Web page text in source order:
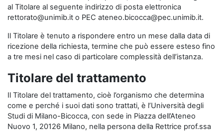
al Titolare al seguente indirizzo di posta elettronica
rettorato@unimib.it o PEC ateneo.bicocca@pec.unimib.it.
Il Titolare è tenuto a rispondere entro un mese dalla data di
ricezione della richiesta, termine che può essere esteso fino
a tre mesi nel caso di particolare complessità dell’istanza.
Titolare del trattamento
Il Titolare del trattamento, cioè l’organismo che determina
come e perché i suoi dati sono trattati, è l’Università degli
Studi di Milano-Bicocca, con sede in Piazza dell’Ateneo
Nuovo 1, 20126 Milano, nella persona della Rettrice prof.ssa